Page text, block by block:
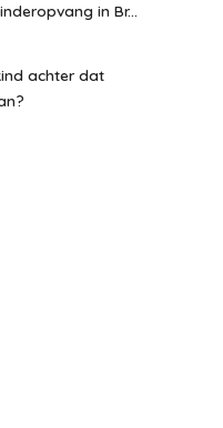
in Br...
achter dat